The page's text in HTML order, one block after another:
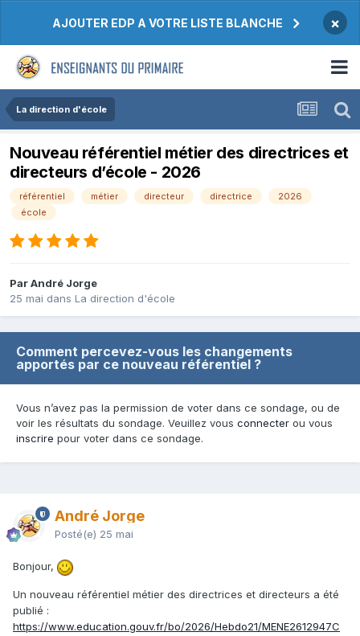
AJOUTER EDP A VOTRE LISTE BLANCHE ×
La direction d'école
Nouveau référentiel métier des directrices et
directeurs d’école - 2026
référentiel métier directeur directrice
2026
école
Par André Jorge
25 mai dans La direction d'école
Comment percevez-vous les changements
apportés par ce nouveau référentiel ?
Vous n’avez pas la permission de voter dans ce sondage, ou de
voir les résultats du sondage. Veuillez vous connecter ou vous
inscrire pour voter dans ce sondage.
André Jorge
Posté(e) 25 mai
Bonjour,
Un nouveau référentiel métier des directrices et directeurs a été
publié :
https://www.education.gouv.fr/bo/2026/Hebdo21/MENE2612947C